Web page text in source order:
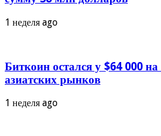
1 неделя ago
Биткоин остался у $64 000
азиатских рынков
1 неделя ago